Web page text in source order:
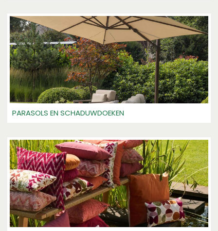
PARASOLS EN SCHADUWDOEKEN